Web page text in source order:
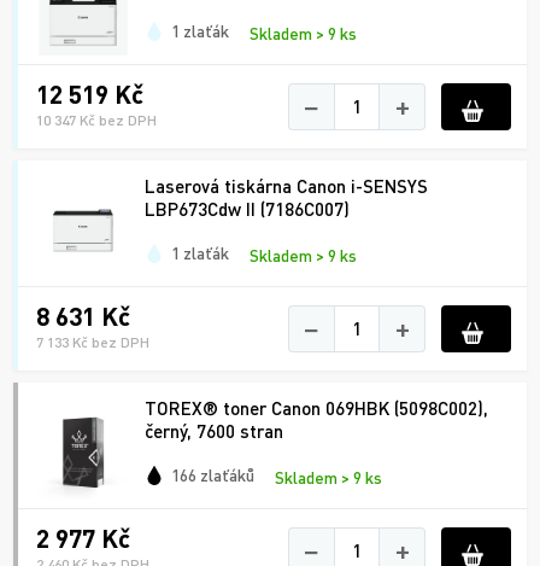
1 zlaťák Skladem > 9 ks
12 519 Kč
10 347 Kč bez DPH − +
Laserová tiskárna Canon i-SENSYS
LBP673Cdw II (7186C007)
1 zlaťák Skladem > 9 ks
8 631 Kč
7 133 Kč bez DPH − +
TOREX® toner Canon 069HBK (5098C002),
černý, 7600 stran
166 zlaťáků Skladem > 9 ks
2 977 Kč − +